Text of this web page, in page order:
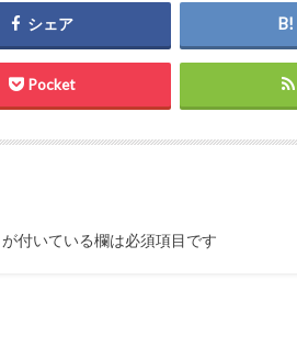
シェア
Pocket
が付いている欄は必須項目です